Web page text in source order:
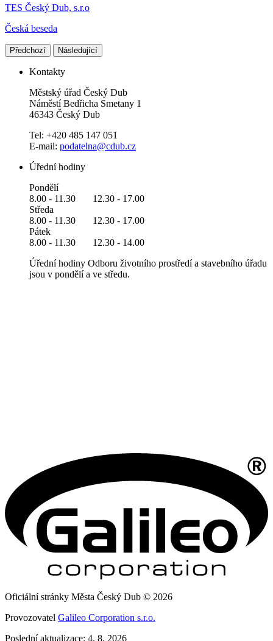
TES Český Dub, s.r.o
Česká beseda
Předchozí Následující
Kontakty
Městský úřad Český Dub
Náměstí Bedřicha Smetany 1
46343 Český Dub
Tel: +420 485 147 051
E-mail: podatelna@cdub.cz
Úřední hodiny
Pondělí
8.00 - 11.30 12.30 - 17.00
Středa
8.00 - 11.30 12.30 - 17.00
Pátek
8.00 - 11.30 12.30 - 14.00
Úřední hodiny Odboru životního prostředí a stavebního úřadu
jsou v pondělí a ve středu.
Oficiální stránky Města Český Dub © 2026
Provozovatel Galileo Corporation s.r.o.
Poslední aktualizace: 4. 8. 2026